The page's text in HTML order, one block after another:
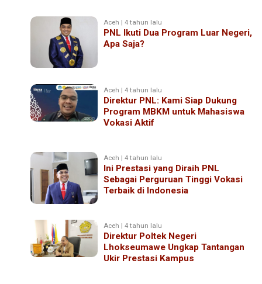
Aceh | 4 tahun lalu
PNL Ikuti Dua Program Luar Negeri,
Apa Saja?
Aceh | 4 tahun lalu
Direktur PNL: Kami Siap Dukung
Program MBKM untuk Mahasiswa
Vokasi Aktif
Aceh | 4 tahun lalu
Ini Prestasi yang Diraih PNL
Sebagai Perguruan Tinggi Vokasi
Terbaik di Indonesia
Aceh | 4 tahun lalu
Direktur Poltek Negeri
Lhokseumawe Ungkap Tantangan
Ukir Prestasi Kampus